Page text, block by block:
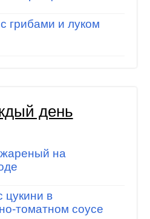
грибами и луком
день
жареный на
цукини в
томатном соусе